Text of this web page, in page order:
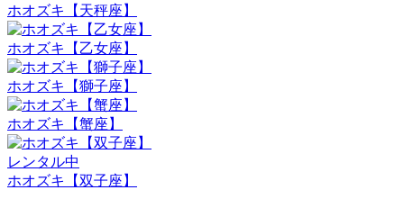
ホオズキ【天秤座】
ホオズキ【乙女座】
ホオズキ【獅子座】
ホオズキ【蟹座】
レンタル中
ホオズキ【双子座】